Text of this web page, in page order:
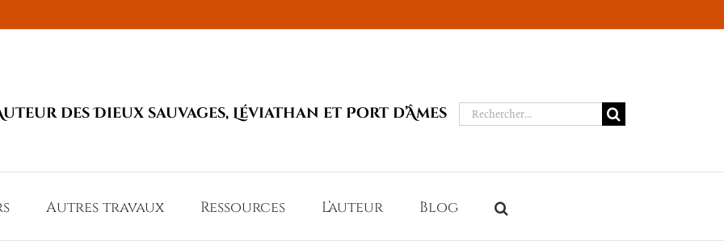
des Dieux sauvages, Léviathan et Port d’Âmes Rechercher:
Autres travaux Ressources L’auteur Blog